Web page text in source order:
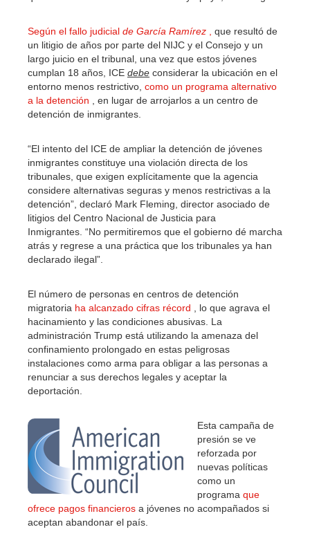
Según el fallo judicial de García Ramírez
que resultó de
un litigio de años por parte del NIJC y el Consejo y un
largo juicio en el tribunal, una vez que estos jóvenes
cumplan 18 años, ICE debe considerar la ubicación en el
entorno menos restrictivo, como un programa alternativo
a la detención , en lugar de arrojarlos a un centro de
detención de inmigrantes.
“El intento del ICE de ampliar la detención de jóvenes
inmigrantes constituye una violación directa de los
tribunales, que exigen explícitamente que la agencia
considere alternativas seguras y menos restrictivas a la
detención”, declaró Mark Fleming, director asociado de
litigios del Centro Nacional de Justicia para
Inmigrantes. “No permitiremos que el gobierno dé marcha
atrás y regrese a una práctica que los tribunales ya han
declarado ilegal”.
El número de personas en centros de detención
migratoria ha alcanzado cifras récord , lo que agrava el
hacinamiento y las condiciones abusivas. La
administración Trump está utilizando la amenaza del
confinamiento prolongado en estas peligrosas
instalaciones como arma para obligar a las personas a
renunciar a sus derechos legales y aceptar la
deportación.
Esta campaña de
presión se ve
reforzada por
nuevas políticas
como un
programa que
ofrece pagos financieros a jóvenes no acompañados si
aceptan abandonar el país.